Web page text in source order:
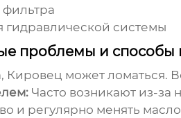
фильтра
гидравлической системы
проблемы и способы
Кировец может ломаться.
Часто возникают из-за
и регулярно менять